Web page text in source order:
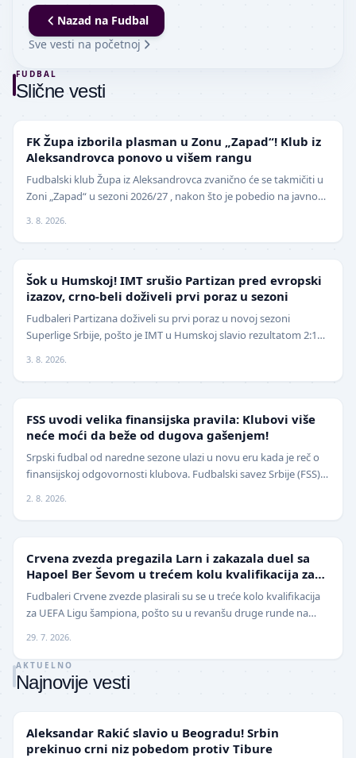
Nazad na Fudbal
Sve vesti na početnoj
FUDBAL
Slične vesti
NIŽE LIGE
FK Župa izborila plasman u Zonu „Zapad“! Klub iz
Aleksandrovca ponovo u višem rangu
Fudbalski klub Župa iz Aleksandrovca zvanično će se takmičiti u
Zoni „Zapad“ u sezoni 2026/27 , nakon što je pobedio na javnom
3. 8. 2026.
SUPERLIGA
Šok u Humskoj! IMT srušio Partizan pred evropski
izazov, crno-beli doživeli prvi poraz u sezoni
Fudbaleri Partizana doživeli su prvi poraz u novoj sezoni
Superlige Srbije, pošto je IMT u Humskoj slavio rezultatom 2:1
3. 8. 2026.
FSS uvodi velika finansijska pravila: Klubovi više
neće moći da beže od dugova gašenjem!
Srpski fudbal od naredne sezone ulazi u novu eru kada je reč o
finansijskoj odgovornosti klubova. Fudbalski savez Srbije (FSS)
2. 8. 2026.
Crvena zvezda pregazila Larn i zakazala duel sa
Hapoel Ber Ševom u trećem kolu kvalifikacija za
Ligu šampiona
Fudbaleri Crvene zvezde plasirali su se u treće kolo kvalifikacija
za UEFA Ligu šampiona, pošto su u revanšu druge runde na
29. 7. 2026.
AKTUELNO
Najnovije vesti
Aleksandar Rakić slavio u Beogradu! Srbin
prekinuo crni niz pobedom protiv Tibure